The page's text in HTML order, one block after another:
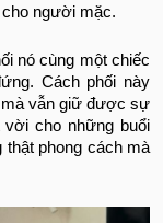
cho người mặc.
nó cùng một chiếc
Cách phối này
mà vẫn giữ được sự
cho những buổi
thật phong cách mà